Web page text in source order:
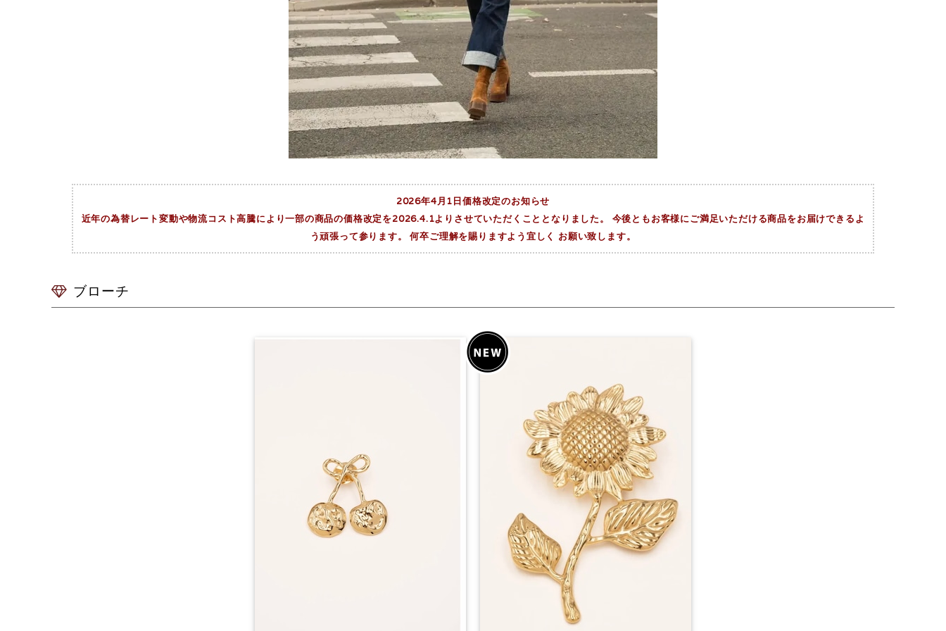
2026年4月1日価格改定のお知らせ
近年の為替レート変動や物流コスト高騰により一部の商品の価格改定を2026.4.1よりさせていただくこととなりました。 今後ともお客様にご満足いただける商品をお届けできるよ
う頑張って参ります。 何卒ご理解を賜りますよう宜しく お願い致します。
ブローチ